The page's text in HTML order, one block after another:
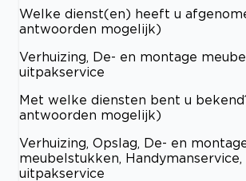
Welke dienst(en) heeft u
antwoorden mogelijk)
Verhuizing, De- en montage
uitpakservice
Met welke diensten bent u
antwoorden mogelijk)
Verhuizing, Opslag, De- en
meubelstukken, Handymanservice,
uitpakservice